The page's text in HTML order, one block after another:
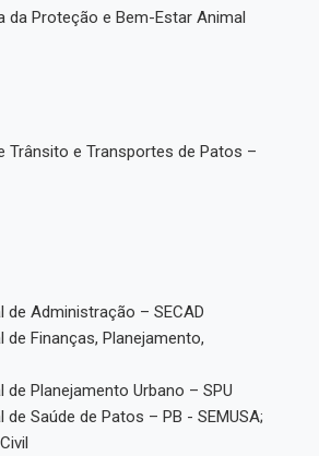
da Proteção e Bem-Estar Animal
Trânsito e Transportes de Patos –
de Administração – SECAD
de Finanças, Planejamento,
de Planejamento Urbano – SPU
Saúde de Patos – PB - SEMUSA;